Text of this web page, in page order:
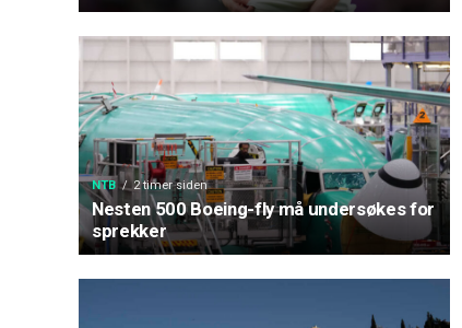
NTB 2 timer siden
Nesten 500 Boeing-fly må undersøkes for
sprekker